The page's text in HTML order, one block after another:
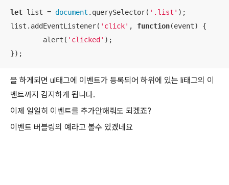
let list = document .querySelector( '.list' );
list.addEventListener( 'click' , function(event) {
	alert(
'clicked' );
});
을 하게되면 ul태그에 이벤트가 등록되어 하위에 있는 li태그의 이
벤트까지 감지하게 됩니다.
이제 일일히 이벤트를 추가안해줘도 되겠죠?
이벤트 버블링의 예라고 볼수 있겠네요